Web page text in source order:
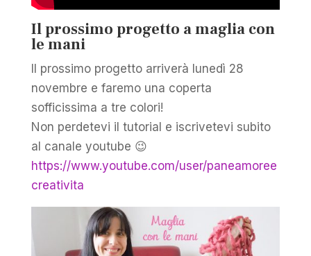
Il prossimo progetto a maglia con
le mani
Il prossimo progetto arriverà lunedì 28
novembre e faremo una coperta
sofficissima a tre colori!
Non perdetevi il tutorial e iscrivetevi subito
al canale youtube 😉
https://www.youtube.com/user/paneamoree
creativita